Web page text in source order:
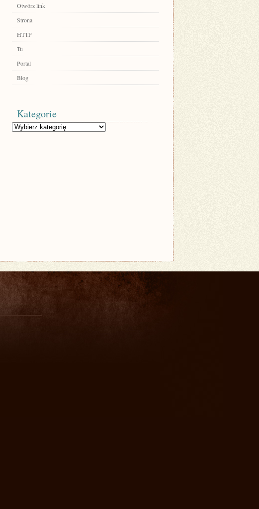
Otwórz link
Strona
HTTP
Tu
Portal
Blog
Kategorie
Kategorie